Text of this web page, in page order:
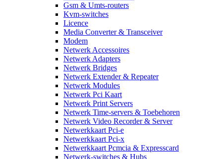
Gsm & Umts-routers
Kvm-switches
Licence
Media Converter & Transceiver
Modem
Netwerk Accessoires
Netwerk Adapters
Netwerk Bridges
Netwerk Extender & Repeater
Netwerk Modules
Netwerk Pci Kaart
Netwerk Print Servers
Netwerk Time-servers & Toebehoren
Netwerk Video Recorder & Server
Netwerkkaart Pci-e
Netwerkkaart Pci-x
Netwerkkaart Pcmcia & Expresscard
Netwerk-switches & Hubs